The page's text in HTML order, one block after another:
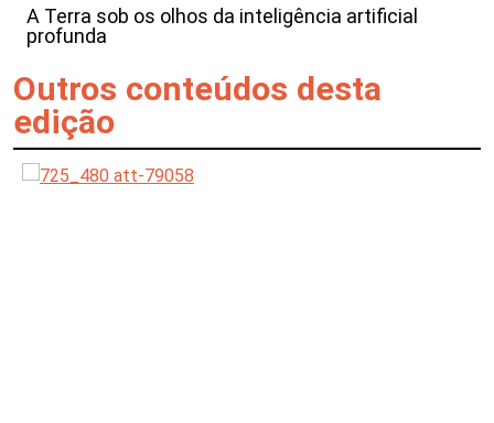
A Terra sob os olhos da inteligência artificial
profunda
Outros conteúdos desta
edição